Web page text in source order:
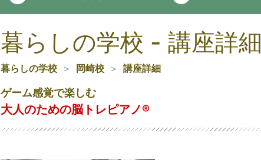
暮らしの学校 - 講座詳細
暮らしの学校 岡崎校 講座詳細
ゲーム感覚で楽しむ
大人のための脳トレピアノ®️